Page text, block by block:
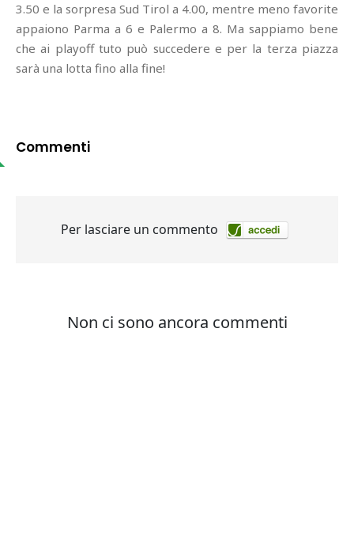
3.50 e la sorpresa Sud Tirol a 4.00, mentre meno favorite
appaiono Parma a 6 e Palermo a 8. Ma sappiamo bene
che ai playoff tuto può succedere e per la terza piazza
sarà una lotta fino alla fine!
Commenti